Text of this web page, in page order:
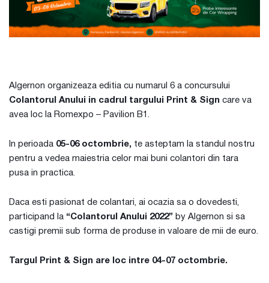
Algernon organizeaza editia cu numarul 6 a concursului
Colantorul Anului in cadrul targului Print & Sign care va
avea loc la Romexpo – Pavilion B1.
In perioada 05-06 octombrie, te asteptam la standul nostru
pentru a vedea maiestria celor mai buni colantori din tara
pusa in practica.
Daca esti pasionat de colantari, ai ocazia sa o dovedesti,
participand la “Colantorul Anului 2022” by Algernon si sa
castigi premii sub forma de produse in valoare de mii de euro.
Targul Print & Sign are loc intre 04-07 octombrie.